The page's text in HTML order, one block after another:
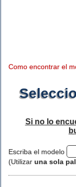
Como encontrar el
Si no lo
Escriba el modelo
(Utilizar una sola